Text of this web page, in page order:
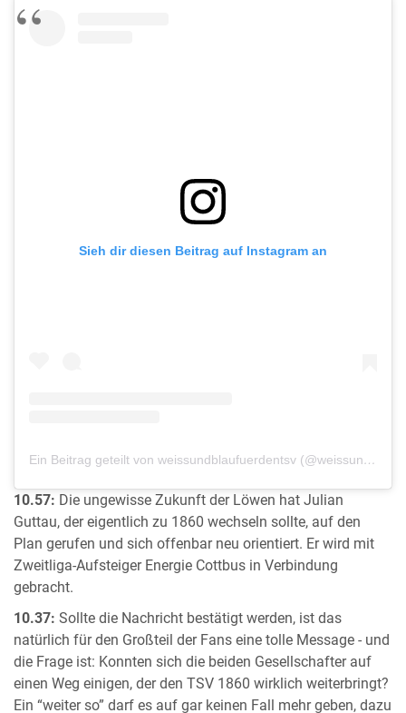
Sieh dir diesen Beitrag auf Instagram an
Ein Beitrag geteilt von weissundblaufuerdentsv (@weissundblaufuerdentsv)
10.57: Die ungewisse Zukunft der Löwen hat Julian
Guttau, der eigentlich zu 1860 wechseln sollte, auf den
Plan gerufen und sich offenbar neu orientiert. Er wird mit
Zweitliga-Aufsteiger Energie Cottbus in Verbindung
gebracht.
10.37: Sollte die Nachricht bestätigt werden, ist das
natürlich für den Großteil der Fans eine tolle Message - und
die Frage ist: Konnten sich die beiden Gesellschafter auf
einen Weg einigen, der den TSV 1860 wirklich weiterbringt?
Ein “weiter so” darf es auf gar keinen Fall mehr geben, dazu